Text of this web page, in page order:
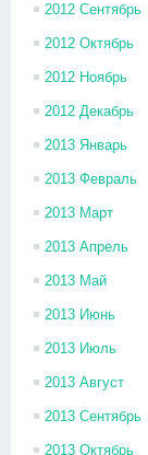
2012 Сентябрь
2012 Октябрь
2012 Ноябрь
2012 Декабрь
2013 Январь
2013 Февраль
2013 Март
2013 Апрель
2013 Май
2013 Июнь
2013 Июль
2013 Август
2013 Сентябрь
2013 Октябрь